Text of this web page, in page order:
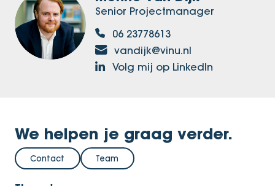
Senior Projectmanager
06 23778613
vandijk@vinu.nl
Volg mij op LinkedIn
We helpen je graag verder.
Contact Team